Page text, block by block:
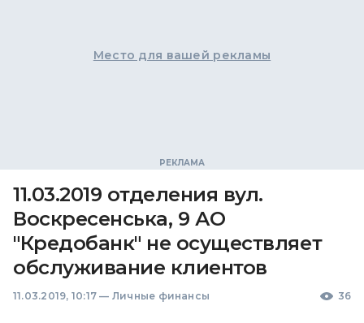
Место для вашей рекламы
11.03.2019 отделения вул.
Воскресенська, 9 АО
"Кредобанк" не осуществляет
обслуживание клиентов
11.03.2019, 10:17 — Личные финансы 36